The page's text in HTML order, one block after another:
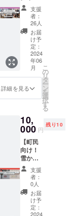
作って
みませ
んか？
そして
イベン
トのお
手伝い
を通し
て、道
内各
地、全
ローカ
ルプレ
イヤー
たちに
直接お
話を聞
ける
チャン
ス！
ローカ
ルでな
んかや
にあ
る、
KINUB
ARI
COFFE
ROAST
ERSで
のラン
チと
PORTO
ペース
や
ANSHI
NDOの
シェア
オフィ
スをお
試しで
ご利用
いただ
けま
す！
ント！
ローカ
ルキャ
リアサ
ミット
参加プ
ラン！
交流会
き！】
ローカ
ルで頑
張りた
ん大集
合！
ローカ
ルキャ
リアサ
ミット
を開催
しま
す！ 人
口も知
名度も
少ない
支援
者：
26人
お届
け予
定：
2024
年06
月
詳細を見る
こ
の
リ
タ
ー
ン
を
選
択
す
る
10,
000 円
残り10
【町民
向け！
雪かき
お手伝
い＆商
品券
2000円
分プラ
ン！】
支援
者：
0人
お届
け予
定：
2024